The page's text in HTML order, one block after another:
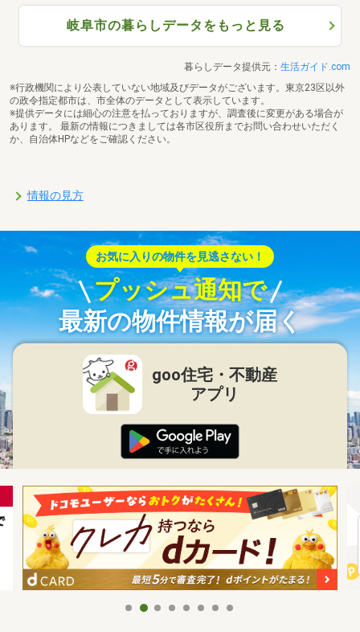
岐阜市の暮らしデータをもっと見る
暮らしデータ提供元： 生活ガイド.com
※行政機関により公表していない地域及びデータがございます。東京23区以外
の政令指定都市は、市全体のデータとして表示しています。
※提供データには細心の注意を払っておりますが、調査後に変更がある場合が
あります。 最新の情報につきましては各市区役所までお問い合わせいただく
か、自治体HPなどをご確認ください。
情報の見方
お気に入りの物件を見逃さない！
プッシュ通知で
最新の物件情報が届く
goo住宅・不動産
アプリ